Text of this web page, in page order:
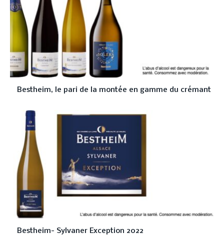
Bestheim, le pari de la montée en gamme du crémant
Bestheim- Sylvaner Exception 2022